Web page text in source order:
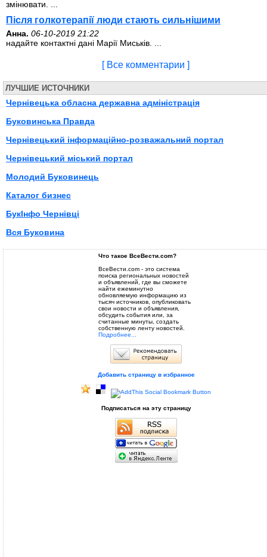
змінювати. ...
Після голкотерапії люди стають сильнішими
Анна. 06-10-2019 21:22
надайте контактні дані Марії Миськів. ...
[ Все комментарии ]
ЛУЧШИЕ ИСТОЧНИКИ
Чернівецька обласна державна адміністрація
Буковинська Правда
Чернівецький інформаційно-розважальний портал
Чернівецький міський портал
Молодий Буковинець
Каталог бизнес
БукІнфо Чернівці
Вся Буковина
Что такое ВсеВести.com?
ВсеВести.com - это система
поиска региональных новостей
и объявлений, где вы сможете
найти ежеминутно
обновляемую информацию из
тысяч источников, опубликовать
свои новости и объявления,
обсудить события или, за
считанные минуты, создать
собственную ленту новостей.
Подробнее...
Добавить страницу в избранное
Подписаться на эту страницу